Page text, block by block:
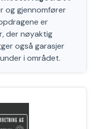
og gjennomfører
er
der nøyaktig
også garasjer
i området.